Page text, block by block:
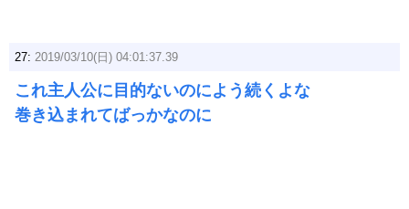
27: 2019/03/10(日) 04:01:37.39
これ主人公に目的ないのによう続くよな
巻き込まれてばっかなのに